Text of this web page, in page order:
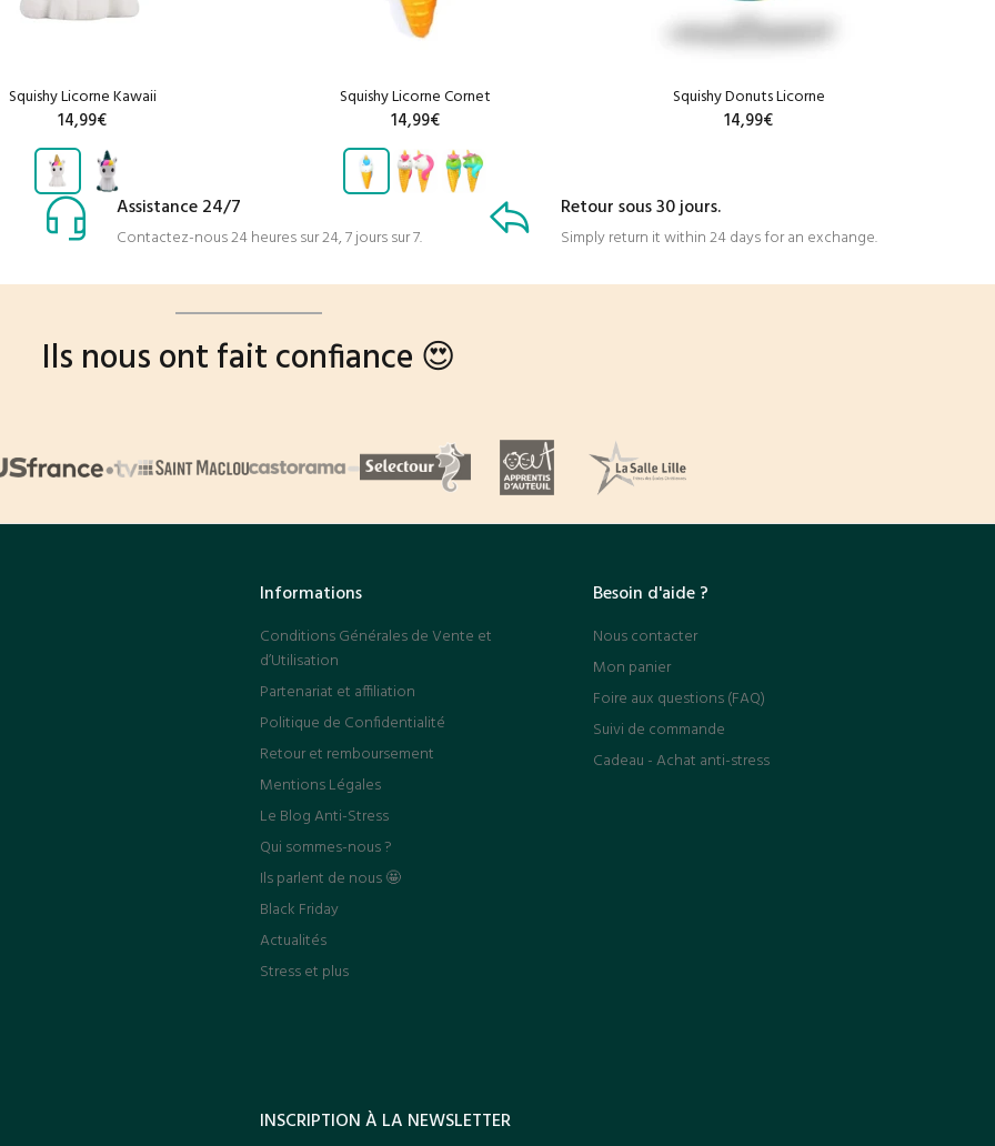
Squishy Licorne Kawaii
14,99€
AJOUTER AU PANIER
Squishy Licorne Cornet
14,99€
AJOUTER AU PANIER
Squishy Donuts Licorne
14,99€
Assistance 24/7
Contactez-nous 24 heures sur 24, 7 jours sur 7.
Retour sous 30 jours.
Simply return it within 24 days for an exchange.
Ils nous ont fait confiance 😍
Informations
Conditions Générales de Vente et
d’Utilisation
Partenariat et affiliation
Politique de Confidentialité
Retour et remboursement
Mentions Légales
Le Blog Anti-Stress
Qui sommes-nous ?
Ils parlent de nous 🤩
Black Friday
Actualités
Stress et plus
Besoin d'aide ?
Nous contacter
Mon panier
Foire aux questions (FAQ)
Suivi de commande
Cadeau - Achat anti-stress
INSCRIPTION À LA NEWSLETTER